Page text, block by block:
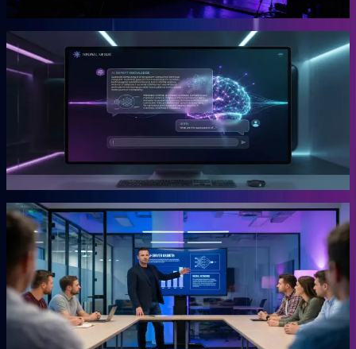
Gründer
Snipbird
Die KI-Plattform für Unternehmer.
Snipbird ist das Tool, das Benno für Unternehmer gebaut hat. Kein
Hype. Kein Basteln. Bewährte Marketing-Systeme mit KI-
Unterstützung, direkt einsetzbar.
Gründer
KI-Marketing-Studio
Marketing für den Mittelstand, ohne Agentur.
Für Unternehmer, die keine Zeit für Marketing haben und trotzdem
Ergebnisse wollen. Das Studio übernimmt die Arbeit, für die du
sonst eine externe Agentur beauftragen müsstest. Ohne
Agenturpreise, ohne endlose Abstimmungsschleifen.